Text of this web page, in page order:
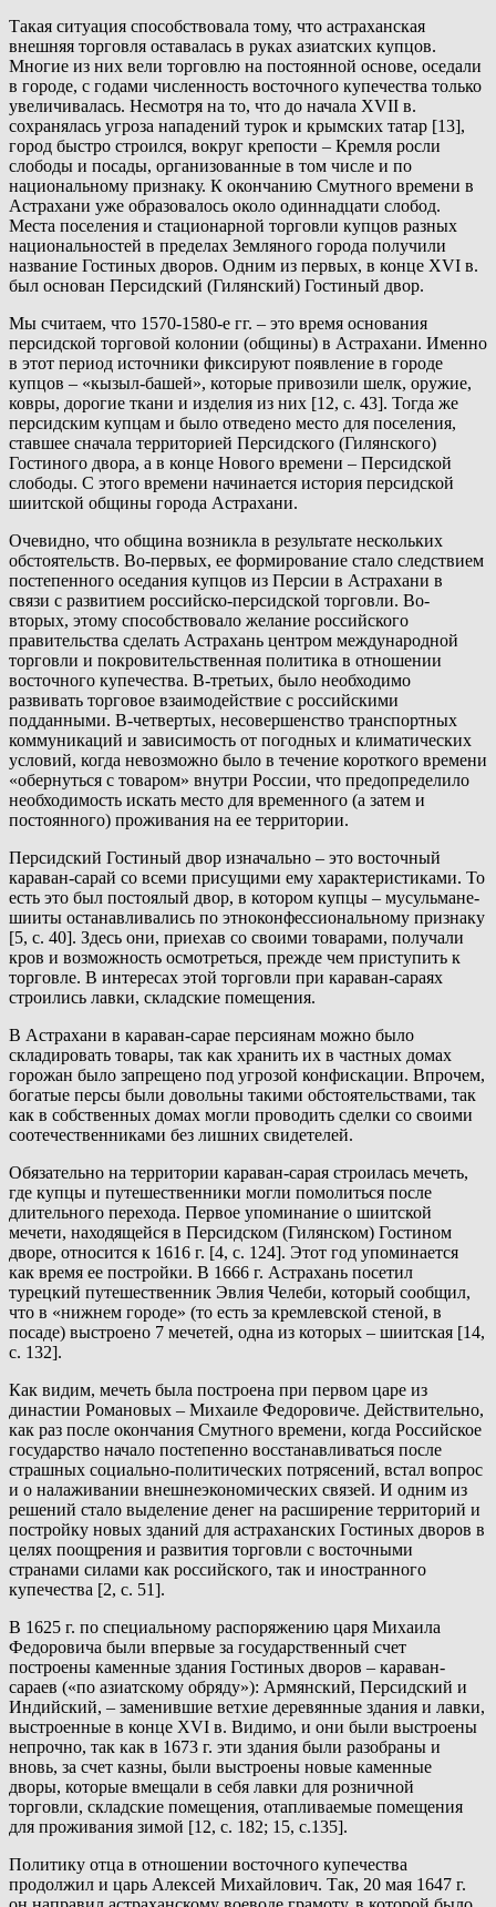
Такая ситуация способствовала тому, что астраханская
внешняя торговля оставалась в руках азиатских купцов.
Многие из них вели торговлю на постоянной основе, оседали
в городе, с годами численность восточного купечества только
увеличивалась. Несмотря на то, что до начала XVII в.
сохранялась угроза нападений турок и крымских татар [13],
город быстро строился, вокруг крепости – Кремля росли
слободы и посады, организованные в том числе и по
национальному признаку. К окончанию Смутного времени в
Астрахани уже образовалось около одиннадцати слобод.
Места поселения и стационарной торговли купцов разных
национальностей в пределах Земляного города получили
название Гостиных дворов. Одним из первых, в конце XVI в.
был основан Персидский (Гилянский) Гостиный двор.
Мы считаем, что 1570-1580-е гг. – это время основания
персидской торговой колонии (общины) в Астрахани. Именно
в этот период источники фиксируют появление в городе
купцов – «кызыл-башей», которые привозили шелк, оружие,
ковры, дорогие ткани и изделия из них [12, с. 43]. Тогда же
персидским купцам и было отведено место для поселения,
ставшее сначала территорией Персидского (Гилянского)
Гостиного двора, а в конце Нового времени – Персидской
слободы. С этого времени начинается история персидской
шиитской общины города Астрахани.
Очевидно, что община возникла в результате нескольких
обстоятельств. Во-первых, ее формирование стало следствием
постепенного оседания купцов из Персии в Астрахани в
связи с развитием российско-персидской торговли. Во-
вторых, этому способствовало желание российского
правительства сделать Астрахань центром международной
торговли и покровительственная политика в отношении
восточного купечества. В-третьих, было необходимо
развивать торговое взаимодействие с российскими
подданными. В-четвертых, несовершенство транспортных
коммуникаций и зависимость от погодных и климатических
условий, когда невозможно было в течение короткого времени
«обернуться с товаром» внутри России, что предопределило
необходимость искать место для временного (а затем и
постоянного) проживания на ее территории.
Персидский Гостиный двор изначально – это восточный
караван-сарай со всеми присущими ему характеристиками. То
есть это был постоялый двор, в котором купцы – мусульмане-
шииты останавливались по этноконфессиональному признаку
[5, с. 40]. Здесь они, приехав со своими товарами, получали
кров и возможность осмотреться, прежде чем приступить к
торговле. В интересах этой торговли при караван-сараях
строились лавки, складские помещения.
В Астрахани в караван-сарае персиянам можно было
складировать товары, так как хранить их в частных домах
горожан было запрещено под угрозой конфискации. Впрочем,
богатые персы были довольны такими обстоятельствами, так
как в собственных домах могли проводить сделки со своими
соотечественниками без лишних свидетелей.
Обязательно на территории караван-сарая строилась мечеть,
где купцы и путешественники могли помолиться после
длительного перехода. Первое упоминание о шиитской
мечети, находящейся в Персидском (Гилянском) Гостином
дворе, относится к 1616 г. [4, с. 124]. Этот год упоминается
как время ее постройки. В 1666 г. Астрахань посетил
турецкий путешественник Эвлия Челеби, который сообщил,
что в «нижнем городе» (то есть за кремлевской стеной, в
посаде) выстроено 7 мечетей, одна из которых – шиитская [14,
с. 132].
Как видим, мечеть была построена при первом царе из
династии Романовых – Михаиле Федоровиче. Действительно,
как раз после окончания Смутного времени, когда Российское
государство начало постепенно восстанавливаться после
страшных социально-политических потрясений, встал вопрос
и о налаживании внешнеэкономических связей. И одним из
решений стало выделение денег на расширение территорий и
постройку новых зданий для астраханских Гостиных дворов в
целях поощрения и развития торговли с восточными
странами силами как российского, так и иностранного
купечества [2, с. 51].
В 1625 г. по специальному распоряжению царя Михаила
Федоровича были впервые за государственный счет
построены каменные здания Гостиных дворов – караван-
сараев («по азиатскому обряду»): Армянский, Персидский и
Индийский, – заменившие ветхие деревянные здания и лавки,
выстроенные в конце XVI в. Видимо, и они были выстроены
непрочно, так как в 1673 г. эти здания были разобраны и
вновь, за счет казны, были выстроены новые каменные
дворы, которые вмещали в себя лавки для розничной
торговли, складские помещения, отапливаемые помещения
для проживания зимой [12, с. 182; 15, с.135].
Политику отца в отношении восточного купечества
продолжил и царь Алексей Михайлович. Так, 20 мая 1647 г.